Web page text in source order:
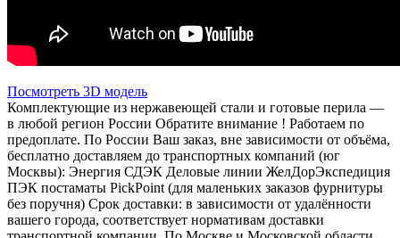
Посмотреть 3D модель
Комплектующие из нержавеющей стали и готовые перила —
в любой регион России Обратите внимание ! Работаем по
предоплате. По России Ваш заказ, вне зависимости от объёма,
бесплатно доставляем до транспортных компаний (юг
Москвы): Энергия СДЭК Деловые линии ЖелДорЭкспедиция
ПЭК постаматы PickPoint (для маленьких заказов фурнитуры
без поручня) Срок доставки: в зависимости от удалённости
вашего города, соответствует нормативам доставки